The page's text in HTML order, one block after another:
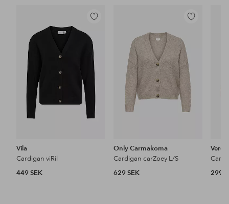
Lägg
favoriter
Vila
Cardigan viRil
449 SEK
Lägg
favoriter
Only Carmakoma
Cardigan carZoey L/S
629 SEK
Vero
299